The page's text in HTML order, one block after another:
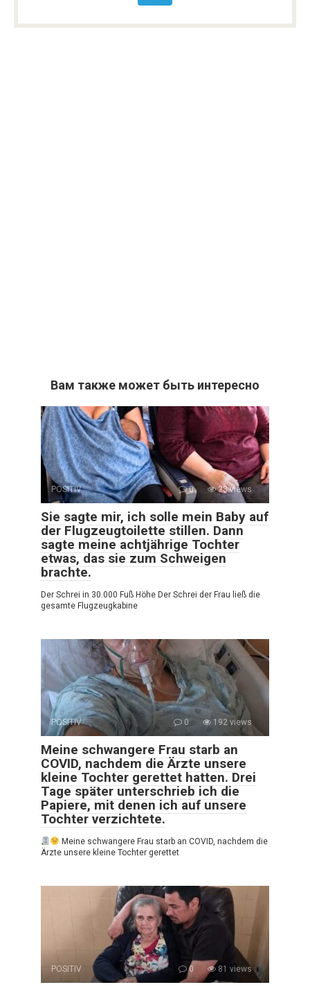
Вам также может быть интересно
POSITIV 0 28 views
Sie sagte mir, ich solle mein Baby auf
der Flugzeugtoilette stillen. Dann
sagte meine achtjährige Tochter
etwas, das sie zum Schweigen
brachte.
Der Schrei in 30.000 Fuß Höhe Der Schrei der Frau ließ die
gesamte Flugzeugkabine
POSITIV 0 192 views
Meine schwangere Frau starb an
COVID, nachdem die Ärzte unsere
kleine Tochter gerettet hatten. Drei
Tage später unterschrieb ich die
Papiere, mit denen ich auf unsere
Tochter verzichtete.
Meine schwangere Frau starb an COVID, nachdem die
Ärzte unsere kleine Tochter gerettet
POSITIV 0 81 views